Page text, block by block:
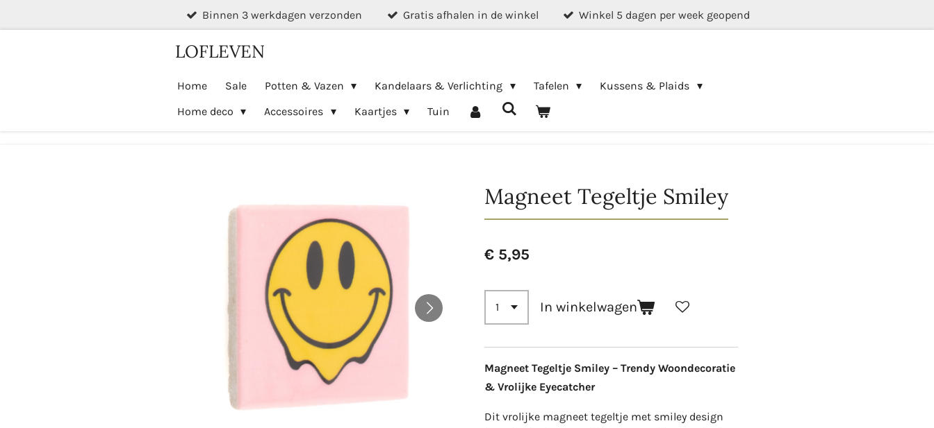
Binnen 3 werkdagen verzonden Gratis afhalen in de winkel Winkel 5 dagen per week geopend
LOFLEVEN
Home Sale Potten & Vazen Kandelaars & Verlichting Tafelen
Kussens & Plaids
Home deco
Accessoires Kaartjes Tuin
Magneet Tegeltje Smiley
€ 5,95
In winkelwagen
Magneet Tegeltje Smiley – Trendy Woondecoratie
& Vrolijke Eyecatcher
Dit vrolijke magneet tegeltje met smiley design